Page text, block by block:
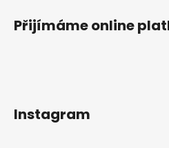
Přijímáme online
Instagram